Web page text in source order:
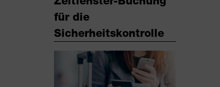
für die
Sicherheitskontrolle